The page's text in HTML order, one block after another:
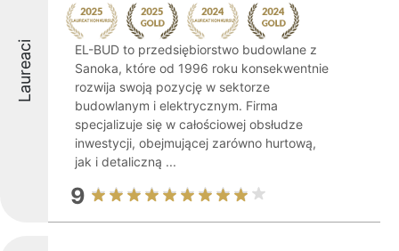
Laureaci
EL-BUD to przedsiębiorstwo budowlane z
Sanoka, które od 1996 roku konsekwentnie
rozwija swoją pozycję w sektorze
budowlanym i elektrycznym. Firma
specjalizuje się w całościowej obsłudze
inwestycji, obejmującej zarówno hurtową,
jak i detaliczną ...
9